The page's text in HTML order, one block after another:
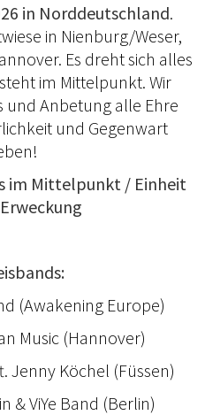
in Norddeutschland.
in Nienburg/Weser,
Es dreht sich alles
im Mittelpunkt. Wir
Anbetung alle Ehre
und Gegenwart
im Mittelpunkt / Einheit
(Awakening Europe)
Music (Hannover)
Jenny Köchel (Füssen)
& ViYe Band (Berlin)